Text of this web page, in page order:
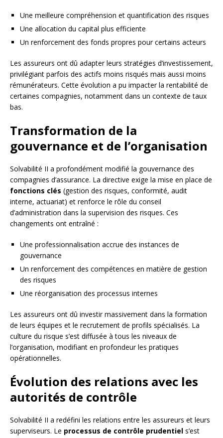
Une meilleure compréhension et quantification des risques
Une allocation du capital plus efficiente
Un renforcement des fonds propres pour certains acteurs
Les assureurs ont dû adapter leurs stratégies d’investissement,
privilégiant parfois des actifs moins risqués mais aussi moins
rémunérateurs. Cette évolution a pu impacter la rentabilité de
certaines compagnies, notamment dans un contexte de taux
bas.
Transformation de la
gouvernance et de l’organisation
Solvabilité II a profondément modifié la gouvernance des
compagnies d’assurance. La directive exige la mise en place de
fonctions clés (gestion des risques, conformité, audit
interne, actuariat) et renforce le rôle du conseil
d’administration dans la supervision des risques. Ces
changements ont entraîné :
Une professionnalisation accrue des instances de
gouvernance
Un renforcement des compétences en matière de gestion
des risques
Une réorganisation des processus internes
Les assureurs ont dû investir massivement dans la formation
de leurs équipes et le recrutement de profils spécialisés. La
culture du risque s’est diffusée à tous les niveaux de
l’organisation, modifiant en profondeur les pratiques
opérationnelles.
Évolution des relations avec les
autorités de contrôle
Solvabilité II a redéfini les relations entre les assureurs et leurs
superviseurs. Le processus de contrôle prudentiel s’est